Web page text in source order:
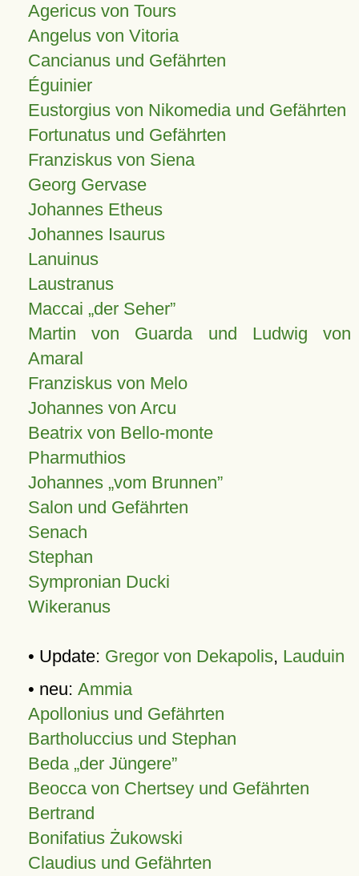
Agericus von Tours
Angelus von Vitoria
Cancianus und Gefährten
Éguinier
Eustorgius von Nikomedia und Gefährten
Fortunatus und Gefährten
Franziskus von Siena
Georg Gervase
Johannes Etheus
Johannes Isaurus
Lanuinus
Laustranus
Maccai „der Seher”
Martin von Guarda und Ludwig von
Amaral
Franziskus von Melo
Johannes von Arcu
Beatrix von Bello-monte
Pharmuthios
Johannes vom Brunnen
Salon und Gefährten
Senach
Stephan
Sympronian Ducki
Wikeranus
• Update: Gregor von Dekapolis, Lauduin
• neu: Ammia
Apollonius und Gefährten
Bartholuccius und Stephan
Beda „der Jüngere”
Beocca von Chertsey und Gefährten
Bertrand
Bonifatius Żukowski
Claudius und Gefährten